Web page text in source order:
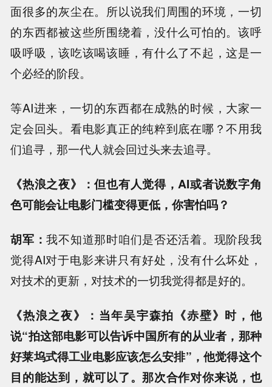
面很多的灰尘在。所以说我们周围的环境，一切
的东西都被这些所围绕着，没什么可怕的。该呼
吸呼吸，该吃该喝该睡，有什么了不起，这是一
个必经的阶段。
等AI进来，一切的东西都在成熟的时候，大家一
定会回头。看电影真正的纯粹到底在哪？不用我
们追寻，那一代人就会回过头来去追寻。
《热浪之夜》：但也有人觉得，AI或者说数字角
色可能会让电影门槛变得更低，你害怕吗？
胡军：我不知道那时咱们是否还活着。现阶段我
觉得AI对于电影来讲只有好处，没有什么坏处，
对技术的更新，对技术的一切我觉得都是好的。
《热浪之夜》：当年吴宇森拍《赤壁》时，他
说“拍这部电影可以告诉中国所有的从业者，那种
好莱坞式得工业电影应该怎么安排”，他觉得这个
目的能达到，就可以了。那次合作对你来说，也